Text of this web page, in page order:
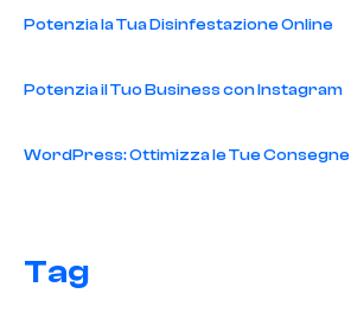
Potenzia la Tua Disinfestazione Online
Potenzia il Tuo Business con Instagram
WordPress: Ottimizza le Tue Consegne
Tag